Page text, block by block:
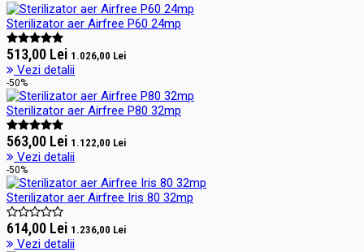
Sterilizator aer Airfree P60 24mp
513,00 Lei 1.026,00 Lei
Vezi detalii
-50%
Sterilizator aer Airfree P80 32mp
563,00 Lei 1.122,00 Lei
Vezi detalii
-50%
Sterilizator aer Airfree Iris 80 32mp
614,00 Lei 1.236,00 Lei
Vezi detalii